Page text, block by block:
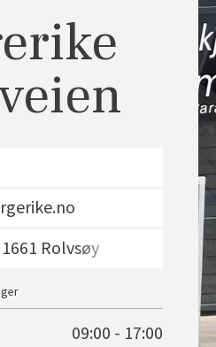
Rolvsøy
09:00 - 17:00